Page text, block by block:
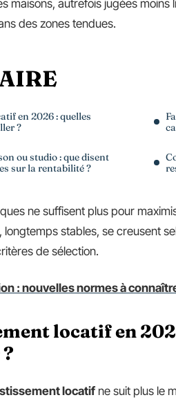
maisons, autrefois jugées
des zones tendues.
en 2026 : quelles
?
ou studio : que disent
sur la rentabilité ?
ne suffisent plus pour
stables, se creusent
de sélection.
: nouvelles normes à
locatif en
locatif ne suit plus le